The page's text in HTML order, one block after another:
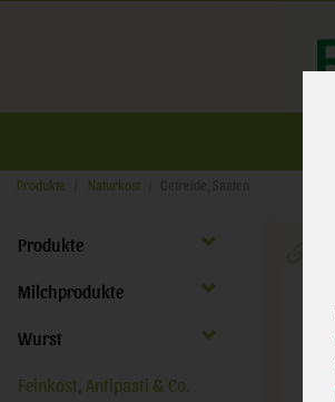
Produkte Naturkost
Produkte
Milchprodukte
Wurst
Feinkost, Antipasti & Co.